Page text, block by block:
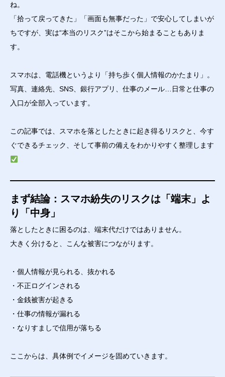
ね。
「拾って戻ってきた」「画面も無事だった」で安心してしまいが
ちですが、実は“本当のリスク”はそこから始まることもありま
す。
スマホは、電話機というより「持ち歩く個人情報のかたまり」。
写真、連絡先、SNS、銀行アプリ、仕事のメール…日常と仕事の
入口が全部入っています。
この記事では、スマホを落としたときに起き得るリスクと、今す
ぐできるチェック、そして事前の備えをわかりやすく整理します
まず結論：スマホ紛失のリスクは「端末」よ
り「中身」
落としたときに困るのは、端末代だけではありません。
大きく分けると、こんな被害につながります。
・個人情報が見られる、抜かれる
・不正ログインされる
・金銭被害が起きる
・仕事の情報が漏れる
・なりすましで信用が落ちる
ここからは、具体例でイメージを固めていきます。